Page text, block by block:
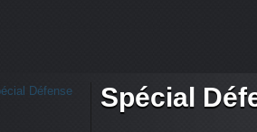
Spécial